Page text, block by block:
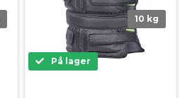
10 kg
På lager